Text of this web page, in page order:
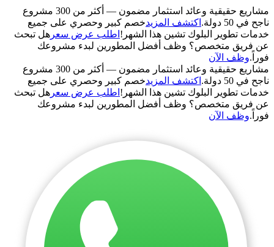
مشاريع حقيقية وعائد استثمار مضمون — أكثر من 300 مشروع
ناجح في 50 دولة.
اكتشف المزيدخصم كبير وحصري على جميع
خدمات تطوير البلوك تشين هذا الشهر! اطلب عرض سعر هل تبحث
عن فريق متخصص؟ وظف أفضل المطورين لبدء مشروعك
فوراً.وظف الآن
مشاريع حقيقية وعائد استثمار مضمون — أكثر من 300 مشروع
ناجح في 50 دولة.
اكتشف المزيدخصم كبير وحصري على جميع
خدمات تطوير البلوك تشين هذا الشهر! اطلب عرض سعر هل تبحث
عن فريق متخصص؟ وظف أفضل المطورين لبدء مشروعك
فوراً.وظف الآن